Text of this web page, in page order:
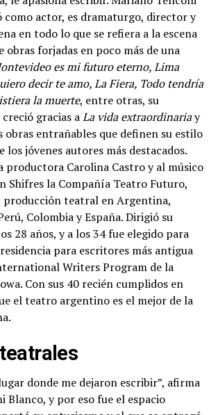
como actor, es dramaturgo, director y
en todo lo que se refiera a la escena
forjadas en poco más de una
es mi futuro eterno, Lima
decir te amo, La Fiera, Todo tendría
la muerte, entre otras, su
gracias aLa vida extraordinariay
obras entrañables que definen su estilo
jóvenes autores más destacados.
productora Carolina Castro y al músico
Shifres la Compañía Teatro Futuro,
producción teatral en Argentina,
Colombia y España. Dirigió su
28 años, y a los 34 fue elegido para
para escritores más antigua
Writers Program de la
Con sus 40 recién cumplidos en
el teatro argentino es el mejor de la
donde me dejaron escribir”, afirma
Blanco, y por eso fue el espacio